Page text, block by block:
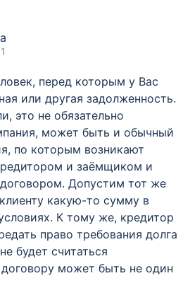
перед которым у Вас
или другая задолженность.
это не обязательно
может быть и обычный
по которым возникают
и заёмщиком и
Допустим тот же
какую-то сумму в
К тому же, кредитор
право требования долга
будет считаться
может быть не один